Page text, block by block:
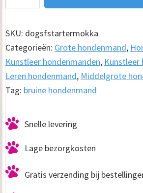
Kunstleer
aantal
SKU: dogsfstartermokka
Categorieën: Grote hondenmand,
Kunstleer hondenmanden, Kunstleer
Leren hondenmand, Middelgrote
Tag: bruine hondenmand
Snelle levering
Lage bezorgkosten
Gratis verzending bij